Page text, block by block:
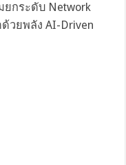
ยกระดับ Network
วยพลัง AI-Driven